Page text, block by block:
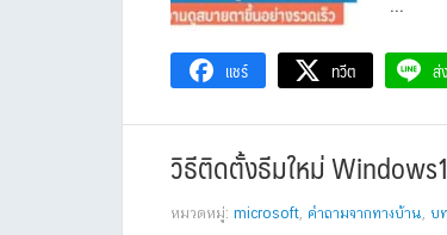
แชร์ ทวีต ส่
วิธีติดตั้งธีมใหม่
หมวดหมู่: microsoft, คำถามจากทางบ้าน, บ